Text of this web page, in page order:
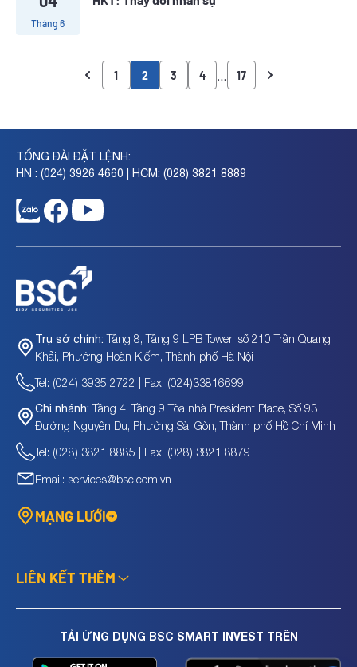
Tháng 6
1 2 3 4 17
TỔNG ĐÀI ĐẶT LỆNH:
HN : (024) 3926 4660 | HCM: (028) 3821 8889
Trụ sở chính: Tầng 8, Tầng 9 LPB Tower, số 210 Trần Quang
Khải, Phường Hoàn Kiếm, Thành phố Hà Nội
Tel: (024) 3935 2722 | Fax: (024)33816699
Chi nhánh: Tầng 4, Tầng 9 Tòa nhà President Place, Số 93
Đường Nguyễn Du, Phường Sài Gòn, Thành phố Hồ Chí Minh
Tel: (028) 3821 8885 | Fax: (028) 3821 8879
Email: services@bsc.com.vn
MẠNG LƯỚI
LIÊN KẾT THÊM
TẢI ỨNG DỤNG BSC SMART INVEST TRÊN